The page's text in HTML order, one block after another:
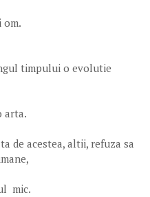
om.
timpului o evolutie
arta.
de acestea, altii, refuza sa
mic.